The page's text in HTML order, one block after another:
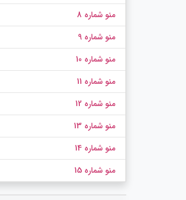
منو شماره 8
منو شماره 9
منو شماره 10
منو شماره 11
منو شماره 12
منو شماره 13
منو شماره 14
منو شماره 15